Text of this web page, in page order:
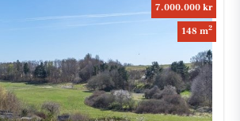
7.000.000 kr
148 m2